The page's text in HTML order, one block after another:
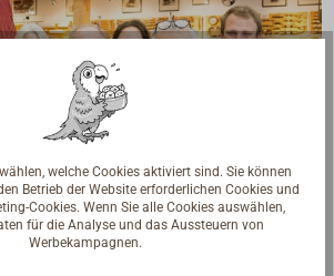
Artikel?
welche Cookies aktiviert sind. Sie können
Betrieb der Website erforderlichen Cookies und
Cookies. Wenn Sie alle Cookies auswählen,
für die Analyse und das Aussteuern von
Werbekampagnen.